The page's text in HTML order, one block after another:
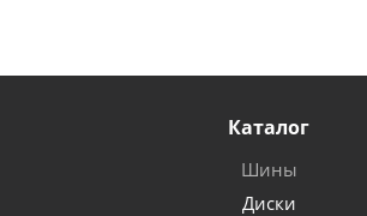
Каталог
Шины
Диски